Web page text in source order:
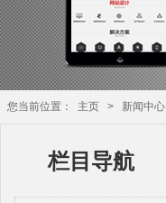
您当前位置： 主页 > 新闻中心
栏目导航